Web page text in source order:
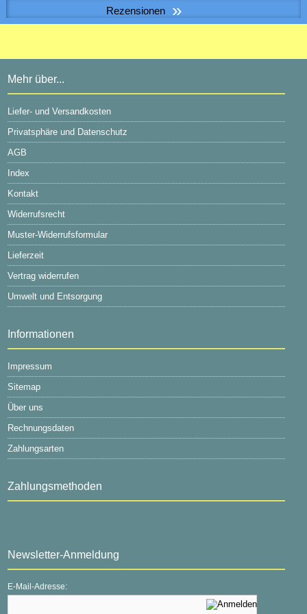
28,32 EUR
Rezensionen »
Mehr über...
Liefer- und Versandkosten
Privatsphäre und Datenschutz
AGB
Index
Kontakt
Widerrufsrecht
Muster-Widerrufsformular
Lieferzeit
Vertrag widerrufen
Umwelt und Entsorgung
Informationen
Impressum
Sitemap
Über uns
Rechnungsdaten
Zahlungsarten
Zahlungsmethoden
Newsletter-Anmeldung
E-Mail-Adresse: